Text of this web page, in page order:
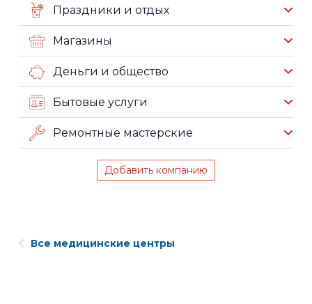
Праздники и отдых
Магазины
Деньги и общество
Бытовые услуги
Ремонтные мастерские
Добавить компанию
Все медицинские центры